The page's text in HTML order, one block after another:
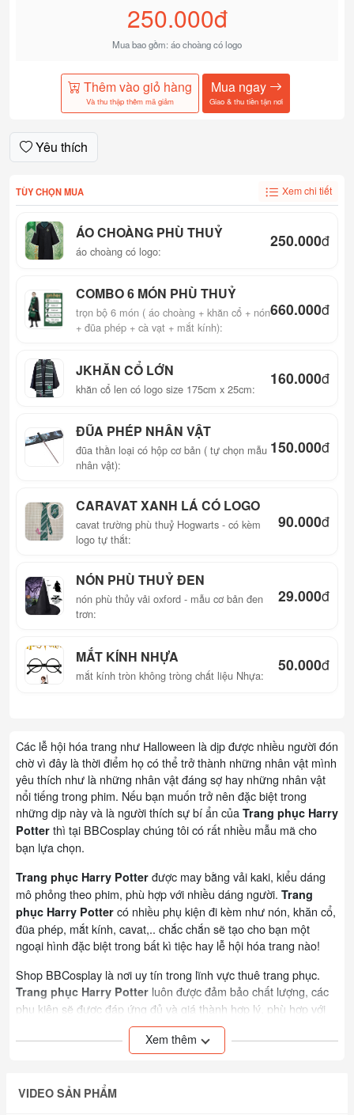
250.000đ
Mua bao gồm: áo choàng có logo
Thêm vào giỏ hàng
Và thu thập thêm mã giảm
Mua ngay
Giao & thu tiền tận nơi
Yêu thích
TÙY CHỌN MUA Xem chi tiết
ÁO CHOÀNG PHÙ THUỶ
áo choàng có logo:
250.000đ
COMBO 6 MÓN PHÙ THUỶ
trọn bộ 6 món ( áo choàng + khăn cổ + nón
+ đũa phép + cà vạt + mắt kính):
660.000đ
JKHĂN CỔ LỚN
khăn cổ len có logo size 175cm x 25cm:
160.000đ
ĐŨA PHÉP NHÂN VẬT
đũa thần loại có hộp cơ bản ( tự chọn mẫu
nhân vật):
150.000đ
CARAVAT XANH LÁ CÓ LOGO
cavat trường phù thuỷ Hogwarts - có kèm
logo tự thắt:
90.000đ
NÓN PHÙ THUỶ ĐEN
nón phù thủy vải oxford - mẫu cơ bản đen
trơn:
29.000đ
MẮT KÍNH NHỰA
mắt kính tròn không tròng chất liệu Nhựa:
50.000đ
Các lễ hội hóa trang như Halloween là dịp được nhiều người đón
chờ vì đây là thời điểm họ có thể trở thành những nhân vật mình
yêu thích như là những nhân vật đáng sợ hay những nhân vật
nổi tiếng trong phim. Nếu bạn muốn trở nên đặc biệt trong
những dịp này và là người thích sự bí ẩn của Trang phục Harry
Potter thì tại BBCosplay chúng tôi có rất nhiều mẫu mã cho
bạn lựa chọn.
Trang phục Harry Potter được may bằng vải kaki, kiểu dáng
mô phỏng theo phim, phù hợp với nhiều dáng người. Trang
phục Harry Potter có nhiều phụ kiện đi kèm như nón, khăn cổ,
đũa phép, mắt kính, cavat,.. chắc chắn sẽ tạo cho bạn một
ngoại hình đặc biệt trong bất kì tiệc hay lễ hội hóa trang nào!
Shop BBCosplay là nơi uy tín trong lĩnh vực thuê trang phục.
Trang phục Harry Potter luôn được đảm bảo chất lượng, các
phụ kiện sẽ được đáp ứng đủ và giá thành hợp lý, phù hợp với
mọi nhu cầu của khách hàng.
Đồng Phục Harry Potter Trường Hogwarts - Salazar
THÔNG TIN SẢN PHẨM:
Xem thêm
VIDEO SẢN PHẨM